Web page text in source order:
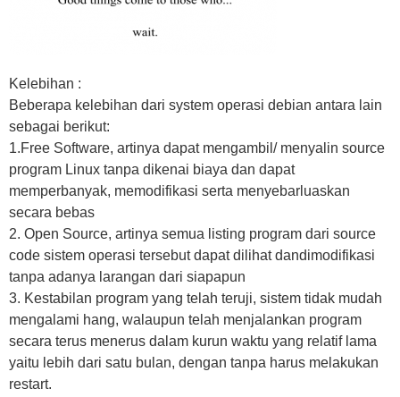
Kelebihan :
Beberapa kelebihan dari system operasi debian antara lain
sebagai berikut:
1.Free Software, artinya dapat mengambil/ menyalin source
program Linux tanpa dikenai biaya dan dapat
memperbanyak, memodifikasi serta menyebarluaskan
secara bebas
2. Open Source, artinya semua listing program dari source
code sistem operasi tersebut dapat dilihat dandimodifikasi
tanpa adanya larangan dari siapapun
3. Kestabilan program yang telah teruji, sistem tidak mudah
mengalami hang, walaupun telah menjalankan program
secara terus menerus dalam kurun waktu yang relatif lama
yaitu lebih dari satu bulan, dengan tanpa harus melakukan
restart.